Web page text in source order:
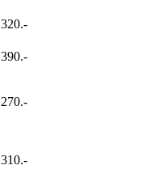
320.-
390.-
270.-
310.-